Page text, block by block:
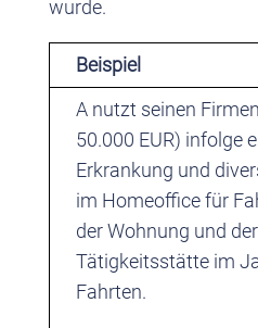
wurde.
Beispiel
A nutzt seinen
50.000 EUR) infolge
Erkrankung und
im Homeoffice für
der Wohnung und
Tätigkeitsstätte im
Fahrten.